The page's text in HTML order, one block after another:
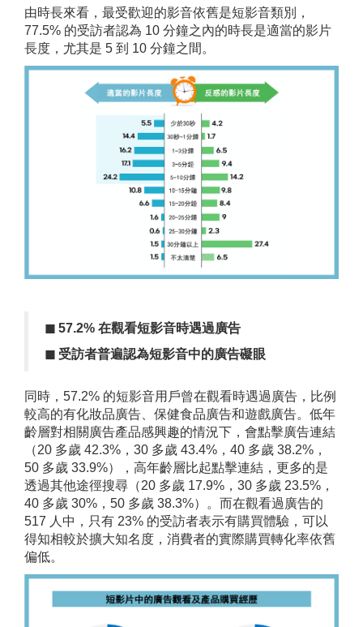
由時長來看，最受歡迎的影音依舊是短影音類別，
77.5% 的受訪者認為 10 分鐘之內的時長是適當的影片
長度，尤其是 5 到 10 分鐘之間。
◼ 57.2% 在觀看短影音時遇過廣告
◼ 受訪者普遍認為短影音中的廣告礙眼
同時，57.2% 的短影音用戶曾在觀看時遇過廣告，比例
較高的有化妝品廣告、保健食品廣告和遊戲廣告。低年
齡層對相關廣告產品感興趣的情況下，會點擊廣告連結
（20 多歲 42.3%，30 多歲 43.4%，40 多歲 38.2%，
50 多歲 33.9%），高年齡層比起點擊連結，更多的是
透過其他途徑搜尋（20 多歲 17.9%，30 多歲 23.5%，
40 多歲 30%，50 多歲 38.3%）。而在觀看過廣告的
517 人中，只有 23% 的受訪者表示有購買體驗，可以
得知相較於擴大知名度，消費者的實際購買轉化率依舊
偏低。